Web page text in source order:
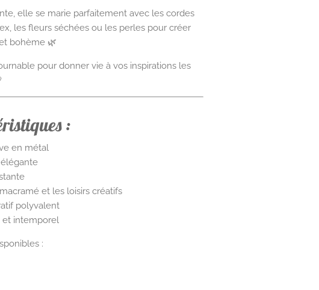
elle se marie parfaitement avec les cordes
les fleurs séchées ou les perles pour créer
bohème 🌿
pour donner vie à vos inspirations les
:
en métal
et les loisirs créatifs
polyvalent
et intemporel
: